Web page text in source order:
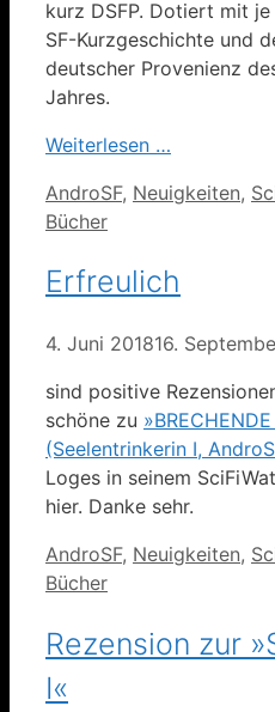
kurz DSFP. Dotiert mit
SF-Kurzgeschichte und
deutscher Provenienz
Jahres.
Weiterlesen …
Kategorien
AndroSF, Neuigkeiten,
Bücher
Erfreulich
4. Juni 201816.
sind positive
schöne zu
(Seelentrinkerin I,
Loges in seinem
hier. Danke sehr.
Kategorien
AndroSF, Neuigkeiten,
Bücher
Rezension zur
I«